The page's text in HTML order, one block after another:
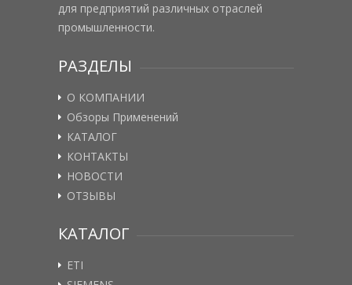
для предприятий различных отраслей
промышленности.
РАЗДЕЛЫ
О КОМПАНИИ
Обзоры Применений
КАТАЛОГ
КОНТАКТЫ
НОВОСТИ
ОТЗЫВЫ
КАТАЛОГ
ETI